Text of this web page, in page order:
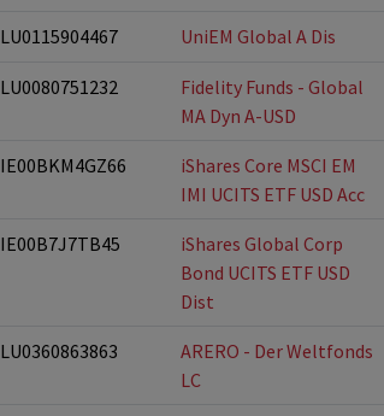
LU0115904467 UniEM Global A Dis
LU0080751232
Fidelity Funds - Global
MA Dyn A-USD
IE00BKM4GZ66
iShares Core MSCI EM
IMI UCITS ETF USD Acc
IE00B7J7TB45
iShares Global Corp
Bond UCITS ETF USD
Dist
LU0360863863
ARERO - Der Weltfonds
LC